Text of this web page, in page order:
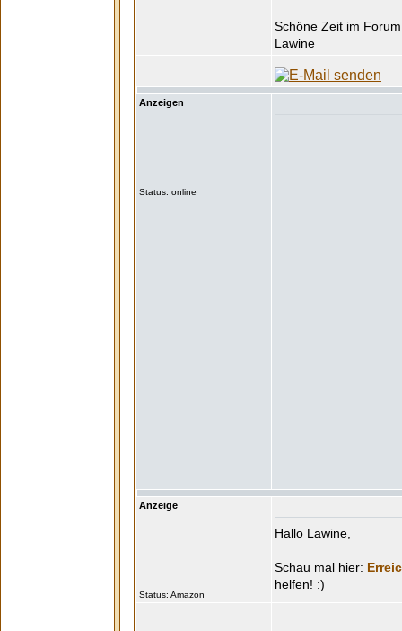
Schöne Zeit im Forum
Lawine
Anzeigen
Status: online
Anzeige
Status:
Hallo Lawine,